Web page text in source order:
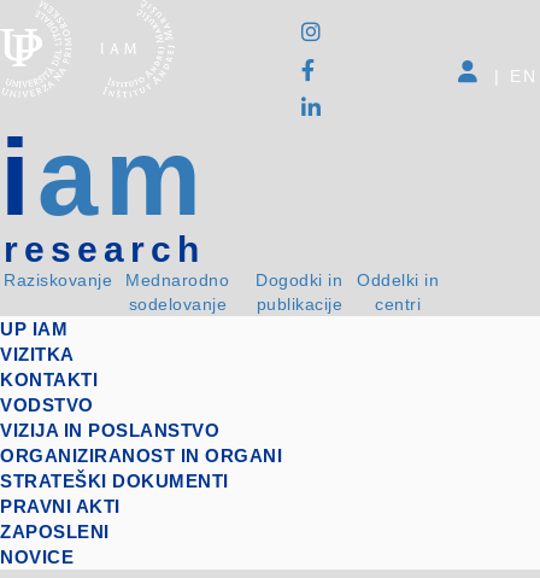
iam
research
Raziskovanje
Mednarodno
sodelovanje
Dogodki in
publikacije
Oddelki in
centri
| EN
UP IAM
VIZITKA
KONTAKTI
VODSTVO
VIZIJA IN POSLANSTVO
ORGANIZIRANOST IN ORGANI
STRATEŠKI DOKUMENTI
PRAVNI AKTI
ZAPOSLENI
NOVICE